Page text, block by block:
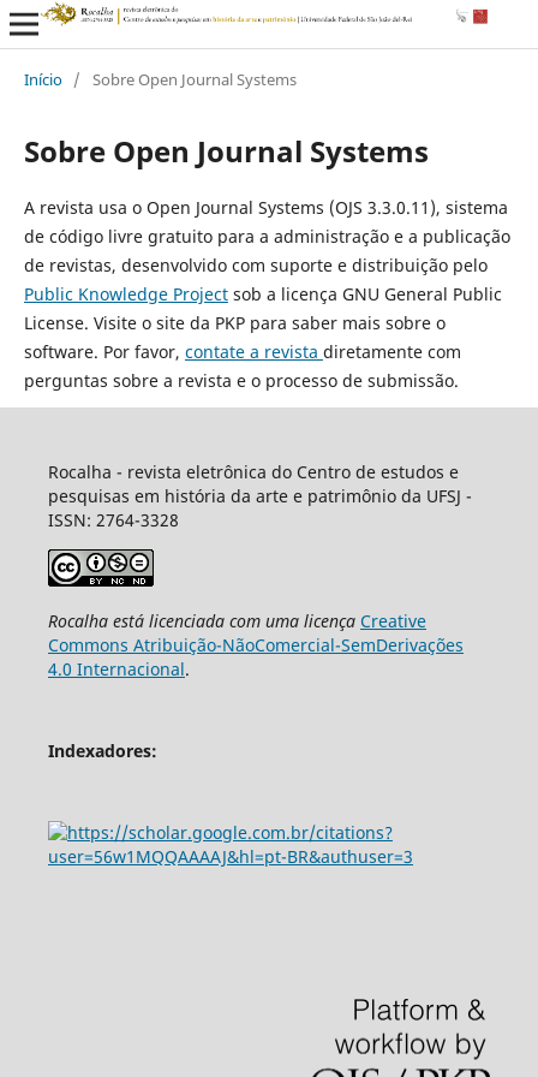
Início / Sobre Open Journal Systems
Sobre Open Journal Systems
A revista usa o Open Journal Systems (OJS 3.3.0.11), sistema
de código livre gratuito para a administração e a publicação
de revistas, desenvolvido com suporte e distribuição pelo
Public Knowledge Projectsob a licença GNU General Public
License. Visite o site da PKP para saber mais sobre o
software. Por favor, contate a revista diretamente com
perguntas sobre a revista e o processo de submissão.
Rocalha - revista eletrônica do Centro de estudos e
pesquisas em história da arte e patrimônio da UFSJ -
ISSN: 2764-3328
Rocalha está licenciada com uma licença Creative
Commons Atribuição-NãoComercial-SemDerivações
4.0 Internacional.
Indexadores: